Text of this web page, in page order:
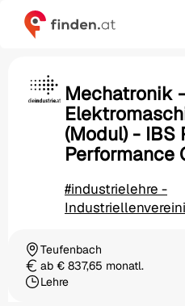
Mechatronik -
(Modul) - IBS
Performance
#industrielehre -
Ortschaft
Teufenbach
Gehaltab € 837,65 monatl.
Beschäftigungsart
Lehre